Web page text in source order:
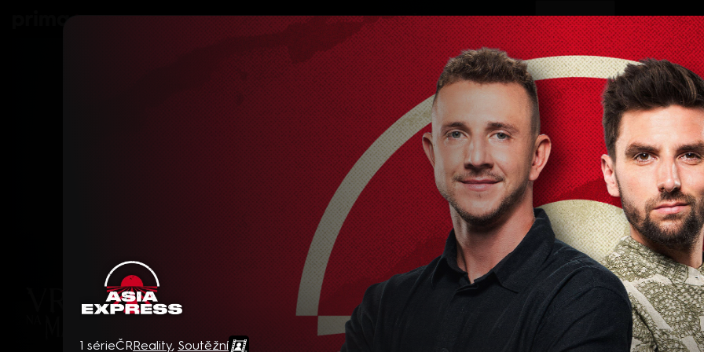
Seriály Filmy Děti Zprávy Novinky Živě TV program Operátoři
Asia Express
1 sérieČRReality, Soutěžní
prima+